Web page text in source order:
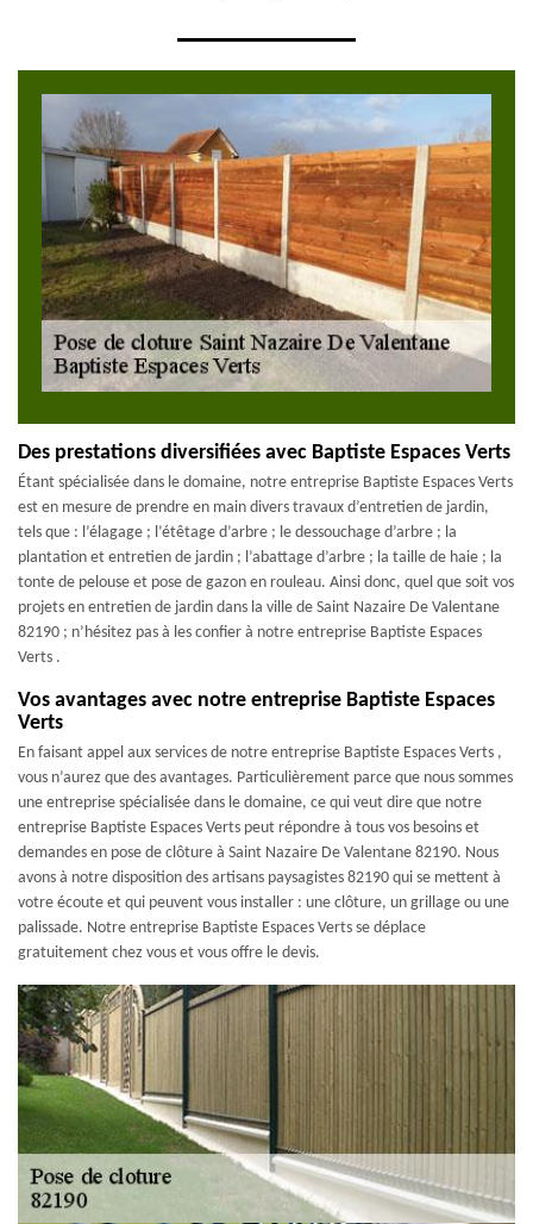
Des prestations diversifiées avec Baptiste Espaces Verts
Étant spécialisée dans le domaine, notre entreprise Baptiste Espaces Verts
est en mesure de prendre en main divers travaux d’entretien de jardin,
tels que : l’élagage ; l’étêtage d’arbre ; le dessouchage d’arbre ; la
plantation et entretien de jardin ; l’abattage d’arbre ; la taille de haie ; la
tonte de pelouse et pose de gazon en rouleau. Ainsi donc, quel que soit vos
projets en entretien de jardin dans la ville de Saint Nazaire De Valentane
82190 ; n’hésitez pas à les confier à notre entreprise Baptiste Espaces
Verts .
Vos avantages avec notre entreprise Baptiste Espaces
Verts
En faisant appel aux services de notre entreprise Baptiste Espaces Verts ,
vous n’aurez que des avantages. Particulièrement parce que nous sommes
une entreprise spécialisée dans le domaine, ce qui veut dire que notre
entreprise Baptiste Espaces Verts peut répondre à tous vos besoins et
demandes en pose de clôture à Saint Nazaire De Valentane 82190. Nous
avons à notre disposition des artisans paysagistes 82190 qui se mettent à
votre écoute et qui peuvent vous installer : une clôture, un grillage ou une
palissade. Notre entreprise Baptiste Espaces Verts se déplace
gratuitement chez vous et vous offre le devis.